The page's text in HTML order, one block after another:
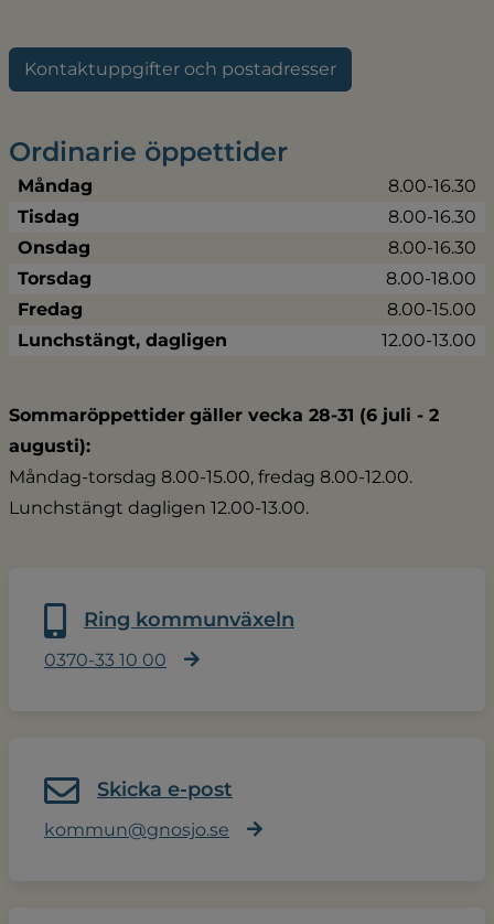
Kontaktuppgifter och postadresser
Ordinarie öppettider
Måndag
8.00-16.30
Tisdag
8.00-16.30
Onsdag
8.00-16.30
Torsdag
8.00-18.00
Fredag
8.00-15.00
Lunchstängt, dagligen
12.00-13.00
Sommaröppettider gäller vecka 28-31 (6 juli - 2
augusti):
Måndag-torsdag 8.00-15.00, fredag 8.00-12.00.
Lunchstängt dagligen 12.00-13.00.
Ring kommunväxeln
0370-33 10 00
Skicka e-post
kommun@gnosjo.se